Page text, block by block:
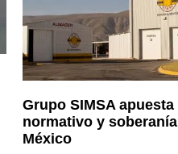
Grupo SIMSA
normativo y
México